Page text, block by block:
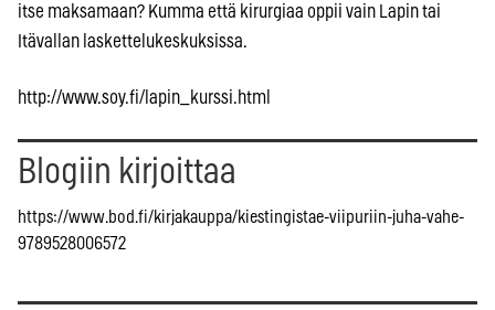
itse maksamaan? Kumma että kirurgiaa oppii vain Lapin tai
Itävallan laskettelukeskuksissa.
http://www.soy.fi/lapin_kurssi.html
Blogiin kirjoittaa
https://www.bod.fi/kirjakauppa/kiestingistae-viipuriin-juha-vahe-
9789528006572